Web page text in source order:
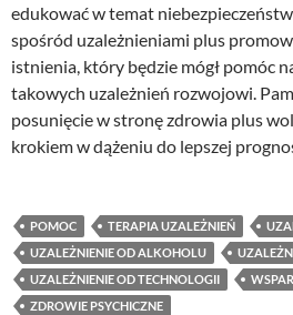
edukować w temat
spośród uzależnieniami plus
istnienia, który będzie mógł pomóc
takowych uzależnień rozwojowi.
posunięcie w stronę zdrowia plus
krokiem w dążeniu do lepszej
POMOC TERAPIA UZALEŻNIEŃ
UZALEŻNIENIE OD ALKOHOLU
UZALEŻNIENIE OD TECHNOLOGII
ZDROWIE PSYCHICZNE